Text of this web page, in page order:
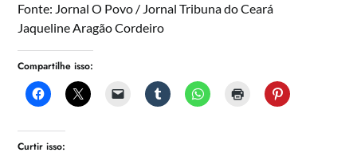
Fonte: Jornal O Povo / Jornal Tribuna do Ceará
Jaqueline Aragão Cordeiro
Compartilhe isso:
Curtir isso: